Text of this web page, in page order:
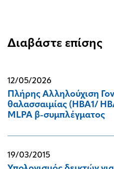
Διαβάστε επίσης
12/05/2026
Πλήρης Αλληλούχιση
θαλασσαιμίας (HBA1/
MLPA β-συμπλέγματος
19/03/2015